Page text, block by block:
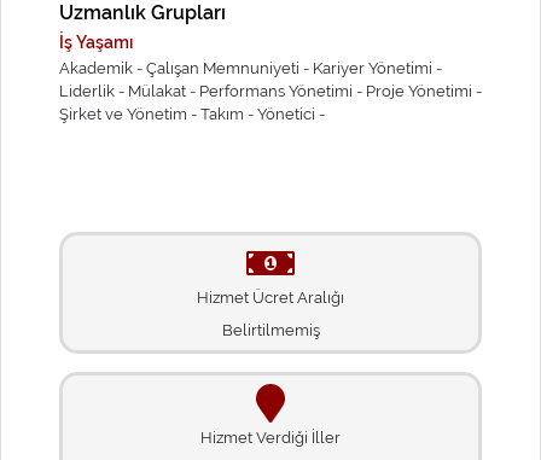
Uzmanlık Grupları
İş Yaşamı
Akademik - Çalışan Memnuniyeti - Kariyer Yönetimi -
Liderlik - Mülakat - Performans Yönetimi - Proje Yönetimi -
Şirket ve Yönetim - Takım - Yönetici -
Hizmet Ücret Aralığı
Belirtilmemiş
Hizmet Verdiği İller